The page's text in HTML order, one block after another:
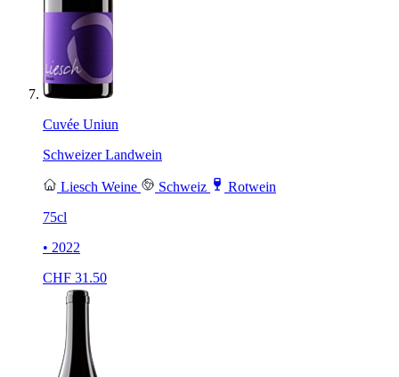
Cuvée Uniun
Schweizer Landwein
Liesch Weine Schweiz
Rotwein
75cl
• 2022
CHF 31.50